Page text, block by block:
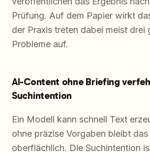
Prüfung. Auf dem Papier wirkt
der Praxis treten dabei meist drei
Probleme auf.
AI-Content ohne Briefing
Suchintention
Ein Modell kann schnell Text
ohne präzise Vorgaben bleibt
oberflächlich. Die Suchintention